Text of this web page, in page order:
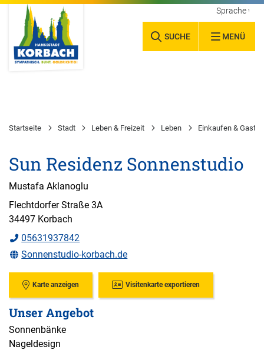
SUCHE MENÜ
Sprache
Startseite Stadt Leben & Freizeit Leben Einkaufen &
Sun Residenz Sonnenstudio
Mustafa Aklanoglu
Flechtdorfer Straße 3A
34497 Korbach
05631937842
Sonnenstudio-korbach.de
Karte anzeigen Visitenkarte exportieren
Unser Angebot
Sonnenbänke
Nageldesign